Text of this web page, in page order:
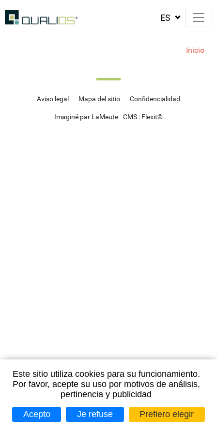
Inicio
Aviso legal Mapa del sitio Confidencialidad
Imaginé par LaMeute - CMS : Flexit©‎
Este sitio utiliza cookies para su funcionamiento.
Por favor, acepte su uso por motivos de análisis,
pertinencia y publicidad
Acepto Je refuse Prefiero elegir